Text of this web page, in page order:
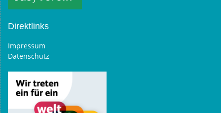
Direktlinks
Impressum
Datenschutz